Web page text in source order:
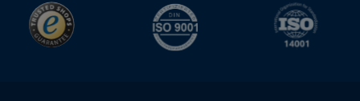
ISO 9001 zertifiziert